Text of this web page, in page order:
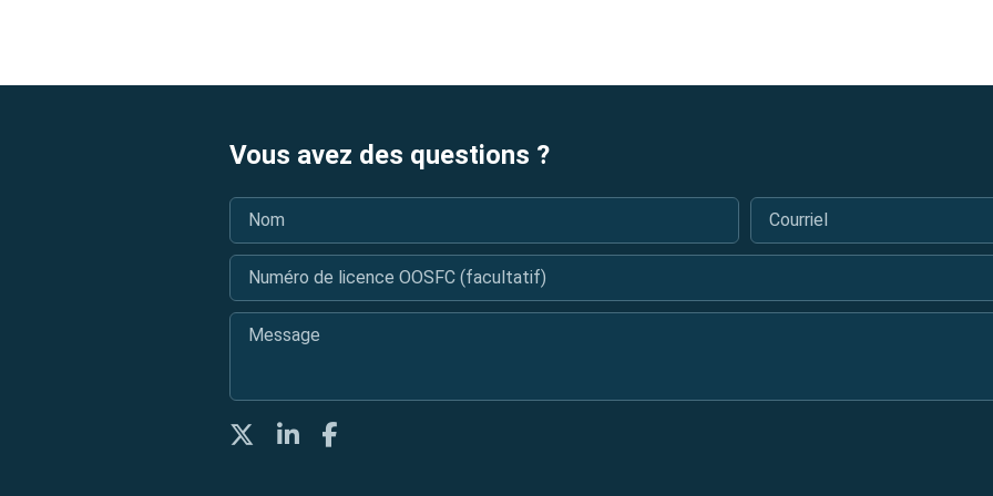
Vous avez des questions ?
Nom Courriel
Numéro de licence OOSFC (facultatif)
Message
TwitterLinkedInFacebook